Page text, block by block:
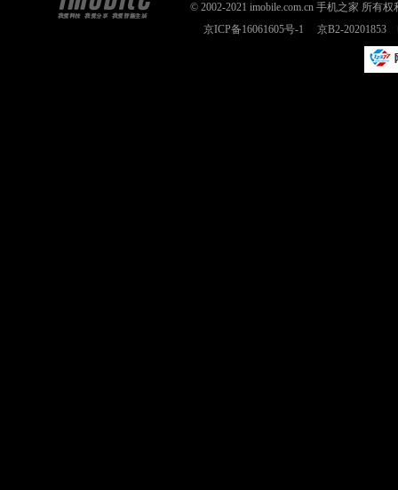
© 2002-2021 imobile.com.cn 手机之家 所有
京ICP备16061605号-1
京B2-20201853